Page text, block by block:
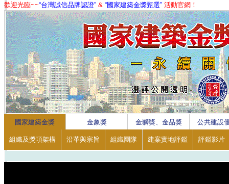
歡迎光臨~~“台灣誠信品牌認證” & “國家建築金獎甄選” 活動官網！
1
2
3
4
國家建築金獎 金象獎 金獅獎、金品獎 公共建設
組織及獎項架構 沿革與宗旨 組織團隊 建案實地評鑑 評鑑影片